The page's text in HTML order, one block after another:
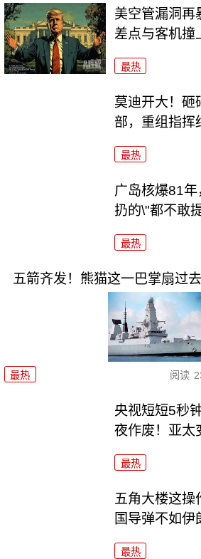
美空管漏洞再
差点与客机撞
最热
莫迪开大！砸
部，重组指挥
最热
广岛核爆81
扔的\"都不敢提
最热
五箭齐发！熊猫这一巴掌扇过
最热 阅读
央视短短5秒
夜作废！亚太
最热
五角大楼这操
国导弹不如伊
最热